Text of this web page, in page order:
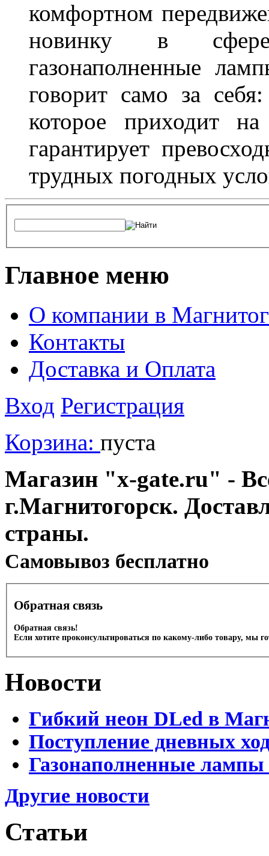
комфортном
новинку в
газонаполненные
говорит само за
которое приходит
гарантирует
трудных погодных
Главное меню
О компании в
Контакты
Доставка и Оплата
Вход Регистрация
Корзина: пуста
Магазин "x-gate.ru" -
г.Магнитогорск.
страны.
Cамовывоз бесплатно
Обратная связь
Обратная связь!
Если хотите проконсультироваться по какому-либо товару, мы
Новости
Гибкий неон DLed в
Поступление дневных
Газонаполненные
Другие новости
Статьи